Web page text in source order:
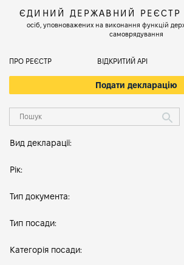
ЄДИНИЙ ДЕРЖАВНИЙ РЕЄСТР
осіб, уповноважених на виконання функцій
самоврядування
ПРО РЕЄСТР ВІДКРИТИЙ АРІ
Подати декларацію
Вид декларації:
Рік:
Тип документа:
Тип посади:
Категорія посади: